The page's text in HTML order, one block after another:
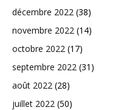
décembre 2022 (38)
novembre 2022 (14)
octobre 2022 (17)
septembre 2022 (31)
août 2022 (28)
juillet 2022 (50)